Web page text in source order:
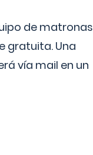
de matronas
gratuita. Una
vía mail en un